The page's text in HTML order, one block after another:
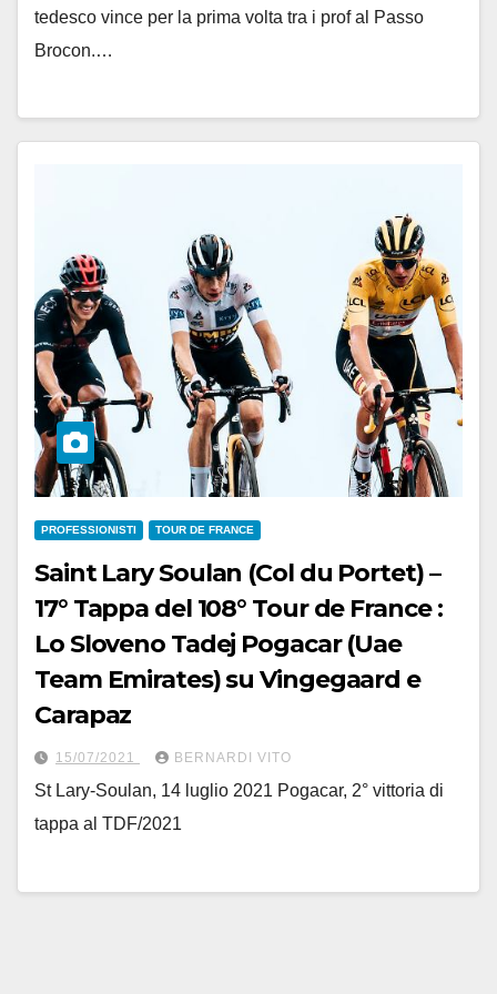
tedesco vince per la prima volta tra i prof al Passo
Brocon.…
PROFESSIONISTI TOUR DE FRANCE
Saint Lary Soulan (Col du Portet) –
17° Tappa del 108° Tour de France :
Lo Sloveno Tadej Pogacar (Uae
Team Emirates) su Vingegaard e
Carapaz
15/07/2021 BERNARDI VITO
St Lary-Soulan, 14 luglio 2021 Pogacar, 2° vittoria di
tappa al TDF/2021